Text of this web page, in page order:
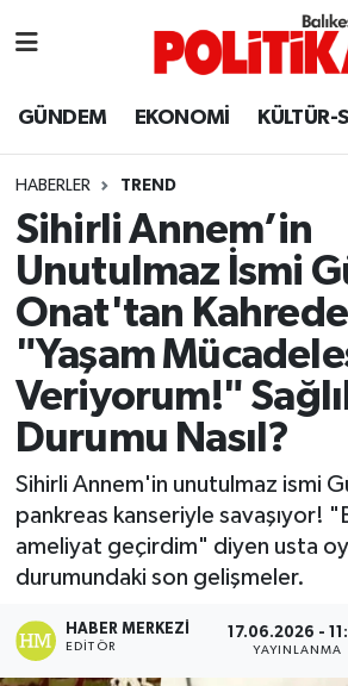
GÜNDEM EKONOMİ KÜLTÜR-
HABERLER TREND
Sihirli Annem’in
Unutulmaz İsmi
Onat'tan
"Yaşam
Veriyorum!"
Durumu Nasıl?
Sihirli Annem'in unutulmaz ismi
pankreas kanseriyle savaşıyor!
ameliyat geçirdim" diyen usta
durumundaki son gelişmeler.
HABER MERKEZI
EDITÖR
17.06.2026 -
YAYINLANMA
Ayvalık
Balya
Bandırma
Bigadiç
BİYOGRAFİLER
Burhaniye
ÇEVRE
DÜNYA
Dursunbey
Balıkesir Hava Durumu
Balıkesir Namaz Vakitleri
Balıkesir Trafik Yoğunluk
Süper Lig Puan Durumu ve
Tüm Manşetler
Son Dakika Haberleri
Haber Arşivi